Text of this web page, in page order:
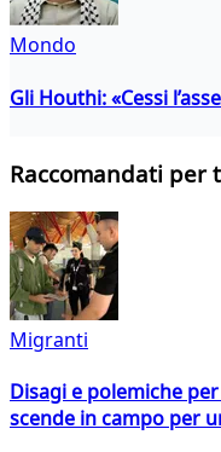
Mondo
Gli Houthi: «Cessi
Raccomandati per
Migranti
Disagi e polemiche
scende in campo per